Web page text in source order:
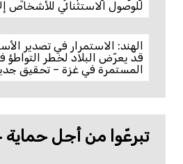
للوصول الاستثنائي للأشخاص
الهند: الاستمرار في تصدير
قد يعرّض البلاد لخطر التواطؤ
المستمرة في غزة – تحقيق
تبرعّوا من أجل